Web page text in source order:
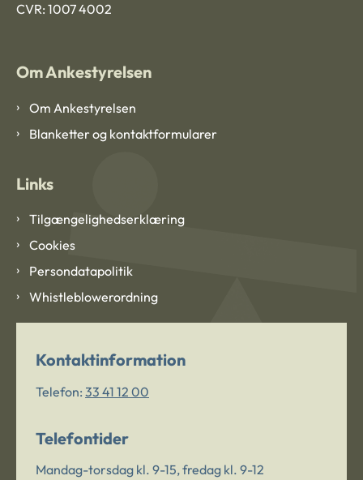
CVR: 1007 4002
Om Ankestyrelsen
Om Ankestyrelsen
Blanketter og kontaktformularer
Links
Tilgængelighedserklæring
Cookies
Persondatapolitik
Whistleblowerordning
Kontaktinformation
Telefon: 33 41 12 00
Telefontider
Mandag-torsdag kl. 9-15, fredag kl. 9-12